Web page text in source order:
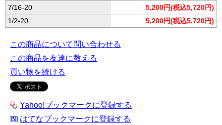
7/16-20
5,200円(税込5,720円)
1/2-20
5,200円(税込5,720円)
この商品について問い合わせる
この商品を友達に教える
買い物を続ける
Yahoo!ブックマークに登録する
はてなブックマークに登録する